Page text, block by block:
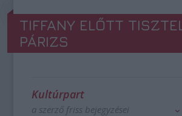
TIFFANY ELŐTT
PÁRIZS
Kultúrpart
a szerző friss bejegyzései